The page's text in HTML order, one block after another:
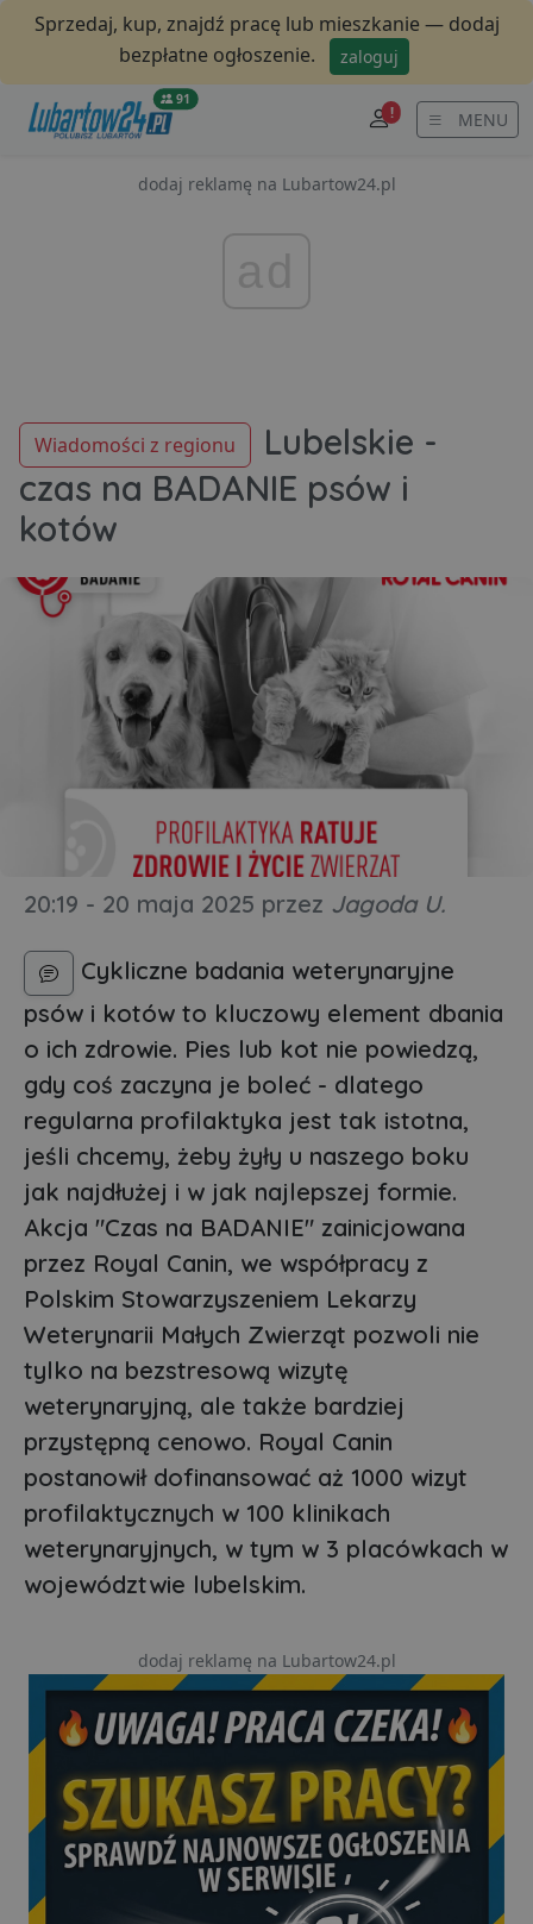
Sprzedaj, kup, znajdź pracę lub mieszkanie — dodaj
bezpłatne ogłoszenie.
zaloguj
91
! MENU
dodaj reklamę na Lubartow24.pl
Wiadomości z regionu
Lubelskie -
czas na BADANIE psów i
kotów
20:19 - 20 maja 2025 przez Jagoda U.
Cykliczne badania weterynaryjne
psów i kotów to kluczowy element dbania
o ich zdrowie. Pies lub kot nie powiedzą,
gdy coś zaczyna je boleć - dlatego
regularna profilaktyka jest tak istotna,
jeśli chcemy, żeby żyły u naszego boku
jak najdłużej i w jak najlepszej formie.
Akcja "Czas na BADANIE" zainicjowana
przez Royal Canin, we współpracy z
Polskim Stowarzyszeniem Lekarzy
Weterynarii Małych Zwierząt pozwoli nie
tylko na bezstresową wizytę
weterynaryjną, ale także bardziej
przystępną cenowo. Royal Canin
postanowił dofinansować aż 1000 wizyt
profilaktycznych w 100 klinikach
weterynaryjnych, w tym w 3 placówkach w
województwie lubelskim.
dodaj reklamę na Lubartow24.pl